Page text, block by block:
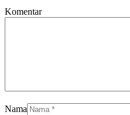
Komentar
Nama